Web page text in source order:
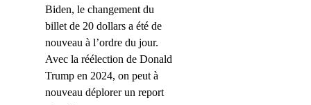
Biden, le changement du
billet de 20 dollars a été de
nouveau à l’ordre du jour.
Avec la réélection de Donald
Trump en 2024, on peut à
nouveau déplorer un report